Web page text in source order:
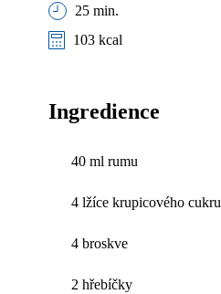
25 min.
103 kcal
Ingredience
40 ml rumu
4 lžíce krupicového cukru
4 broskve
2 hřebíčky